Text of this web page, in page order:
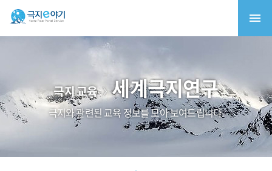
극지 교육 세계극지연구
극지와 관련된 교육 정보를 모아 보여드립니다.